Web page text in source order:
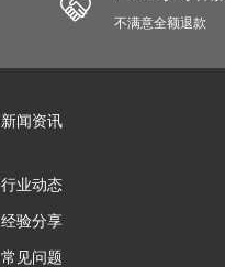
不满意全额退款
新闻资讯
行业动态
经验分享
常见问题